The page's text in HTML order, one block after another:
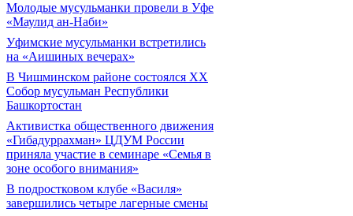
Молодые мусульманки провели в Уфе
«Маулид ан-Наби»
Уфимские мусульманки встретились
на «Аишиных вечерах»
В Чишминском районе состоялся XX
Собор мусульман Республики
Башкортостан
Активистка общественного движения
«Гибадуррахман» ЦДУМ России
приняла участие в семинаре «Семья в
зоне особого внимания»
В подростковом клубе «Василя»
завершились четыре лагерные смены